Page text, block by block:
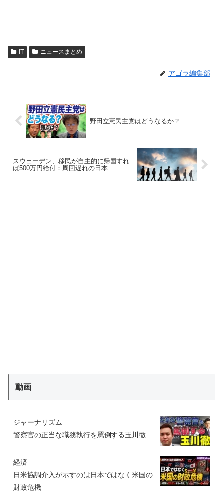
IT ニュースまとめ
アゴラ編集部
野田立憲民主党はどうなるか？
スウェーデン、移民が自主的に帰国すれ
ば500万円給付：周回遅れの日本
動画
ジャーナリズム
警察官の正当な職務執行を罵倒する玉川徹
経済
日米協調介入が示すのは日本ではなく米国の
財政危機